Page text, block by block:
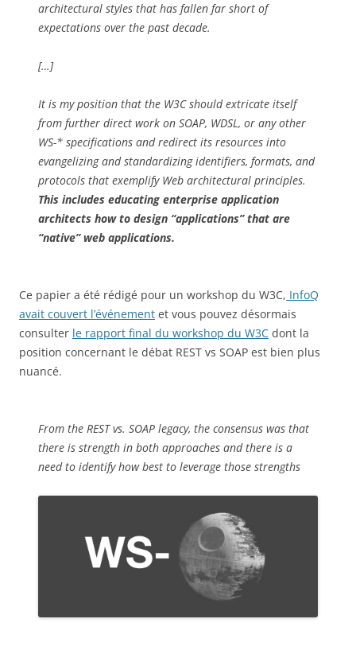
architectural styles that has fallen far short of
expectations over the past decade.
[…]
It is my position that the W3C should extricate itself
from further direct work on SOAP, WDSL, or any other
WS-* specifications and redirect its resources into
evangelizing and standardizing identifiers, formats, and
protocols that exemplify Web architectural principles.
This includes educating enterprise application
architects how to design “applications” that are
“native” web applications.
Ce papier a été rédigé pour un workshop du W3C, InfoQ
avait couvert l’événement et vous pouvez désormais
consulter le rapport final du workshop du W3C dont la
position concernant le débat REST vs SOAP est bien plus
nuancé.
From the REST vs. SOAP legacy, the consensus was that
there is strength in both approaches and there is a
need to identify how best to leverage those strengths